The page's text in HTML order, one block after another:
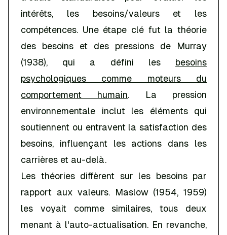
intérêts, les besoins/valeurs et les
compétences. Une étape clé fut la théorie
des besoins et des pressions de Murray
(1938), qui a défini les besoins
psychologiques comme moteurs du
comportement humain. La pression
environnementale inclut les éléments qui
soutiennent ou entravent la satisfaction des
besoins, influençant les actions dans les
carrières et au-delà.
Les théories diffèrent sur les besoins par
rapport aux valeurs. Maslow (1954, 1959)
les voyait comme similaires, tous deux
menant à l'auto-actualisation. En revanche,